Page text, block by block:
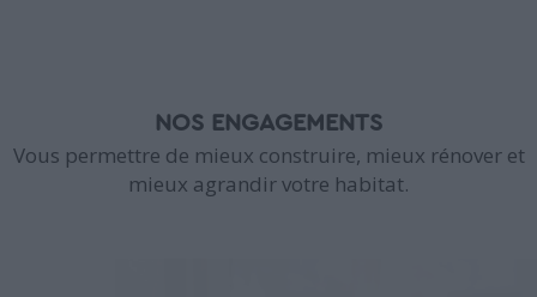
NOS ENGAGEMENTS
Vous permettre de mieux construire, mieux rénover et
mieux agrandir votre habitat.